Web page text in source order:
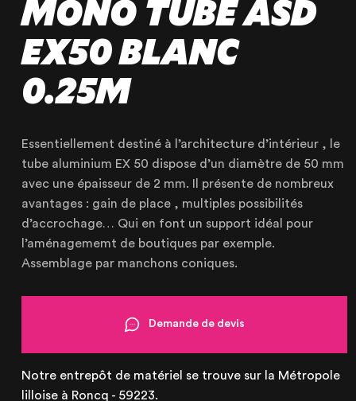
OUR AGENCY
OUR EXPERTISE
OUR ACCOMPANIMENT
RENTAL PRODUCTS
PRODUCTS FOR SALE
MONO TUBE ASD
EX50 BLANC
0.25M
Essentiellement destiné à l’architecture d’intérieur , le
tube aluminium EX 50 dispose d’un diamètre de 50 mm
avec une épaisseur de 2 mm. Il présente de nombreux
avantages : gain de place , multiples possibilités
d’accrochage… Qui en font un support idéal pour
l’aménagememt de boutiques par exemple.
Assemblage par manchons coniques.
Demande de devis
Notre entrepôt de matériel se trouve sur la Métropole
lilloise à Roncq - 59223.